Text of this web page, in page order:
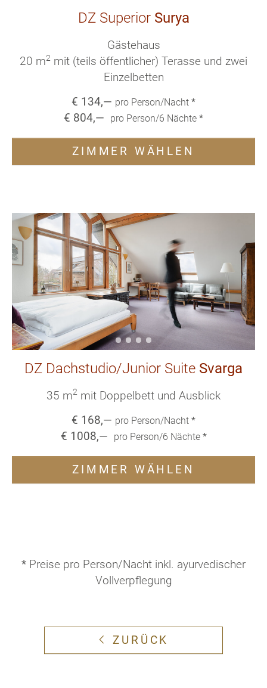
DZ Superior Surya
Gästehaus
20 m2 mit (teils öffentlicher) Terasse und zwei
Einzelbetten
€ 134,— pro Person/Nacht *
€ 804,— pro Person/6 Nächte *
ZIMMER WÄHLEN
DZ Dachstudio/Junior Suite Svarga
35 m2 mit Doppelbett und Ausblick
€ 168,— pro Person/Nacht *
€ 1008,— pro Person/6 Nächte *
ZIMMER WÄHLEN
* Preise pro Person/Nacht inkl. ayurvedischer
Vollverpflegung
ZURÜCK